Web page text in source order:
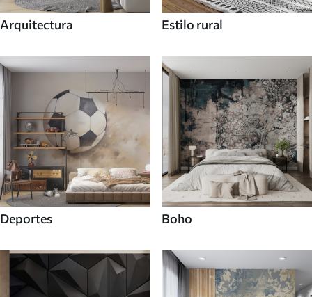
Arquitectura Estilo rural
Deportes Boho